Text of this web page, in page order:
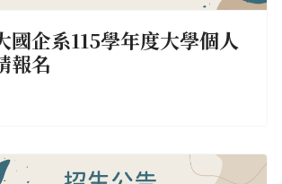
國企系115學年度大學個人
報名